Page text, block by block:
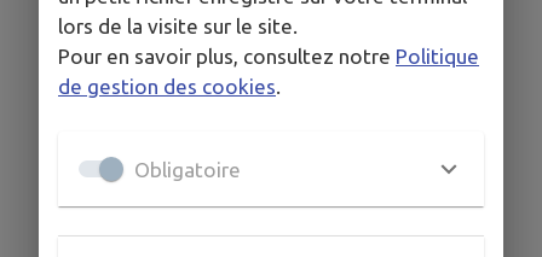
lors de la visite sur le site.
Pour en savoir plus, consultez notre Politique
de gestion des cookies.
Obligatoire